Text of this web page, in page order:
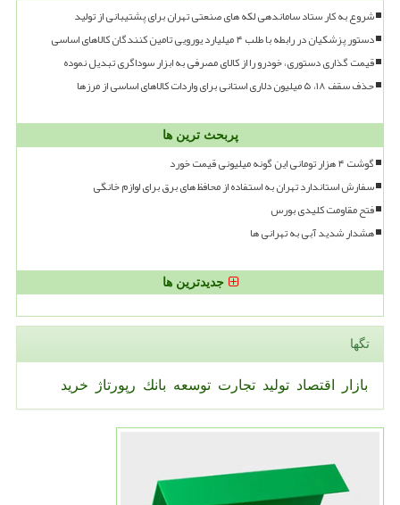
شروع به کار ستاد ساماندهی لکه های صنعتی تهران برای پشتیبانی از تولید
دستور پزشکیان در رابطه با طلب ۴ میلیارد یورویی تامین کنندگان کالاهای اساسی
قیمت گذاری دستوری، خودرو را از کالای مصرفی به ابزار سوداگری تبدیل نموده
حذف سقف ۱۸، ۵ میلیون دلاری استانی برای واردات کالاهای اساسی از مرزها
پربحث ترین ها
گوشت ۴ هزار تومانی این گونه میلیونی قیمت خورد
سفارش استاندارد تهران به استفاده از محافظ های برق برای لوازم خانگی
فتح مقاومت کلیدی بورس
هشدار شدید آبی به تهرانی ها
جدیدترین ها
تگها
بازار اقتصاد تولید تجارت توسعه بانك رپورتاژ خرید